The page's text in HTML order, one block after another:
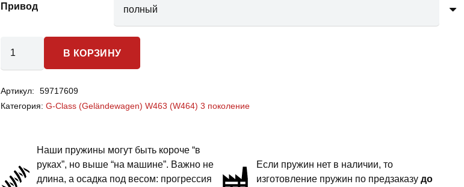
Привод
Benz
G-
gelandewagen
В КОРЗИНУ
Артикул:
59717609
Категория:G-Class (Geländewagen) W463 (W464) 3 поколение
Наши пружины могут быть короче “в
руках”, но выше “на машине”. Важно не
длина, а осадка под весом: прогрессия
Если пружин нет в наличии, то
изготовление пружин по предзаказудо